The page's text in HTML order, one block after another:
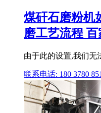
煤矸石磨粉机
磨工艺流程
由于此的设置,我们无
联系电话: 180 3780